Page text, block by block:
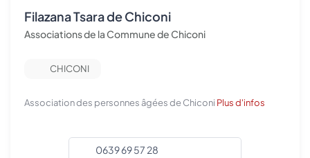
Filazana Tsara de Chiconi
Associations de la Commune de Chiconi
CHICONI
Association des personnes âgées de Chiconi Plus d'infos
0639 69 57 28